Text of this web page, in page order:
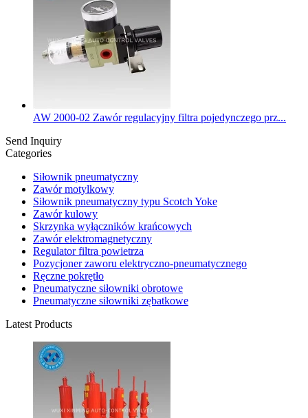
AW 2000-02 Zawór regulacyjny filtra pojedynczego prz...
Send Inquiry
Categories
Siłownik pneumatyczny
Zawór motylkowy
Siłownik pneumatyczny typu Scotch Yoke
Zawór kulowy
Skrzynka wyłączników krańcowych
Zawór elektromagnetyczny
Regulator filtra powietrza
Pozycjoner zaworu elektryczno-pneumatycznego
Ręczne pokrętło
Pneumatyczne siłowniki obrotowe
Pneumatyczne siłowniki zębatkowe
Latest Products